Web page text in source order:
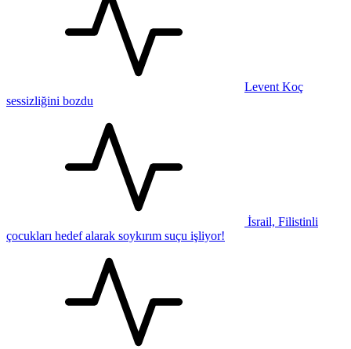
Levent Koç
sessizliğini bozdu
İsrail, Filistinli
çocukları hedef alarak soykırım suçu işliyor!